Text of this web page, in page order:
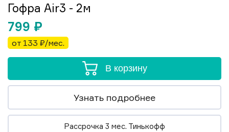
Гофра Air3 - 2м
799 ₽
от 133 ₽/мес.
В корзину
Узнать подробнее
Рассрочка 3 мес. Тинькофф